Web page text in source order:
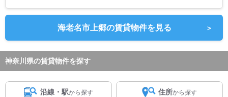
海老名市上郷の賃貸物件を見る ＞
神奈川県の賃貸物件を探す
沿線・駅から探す 住所から探す